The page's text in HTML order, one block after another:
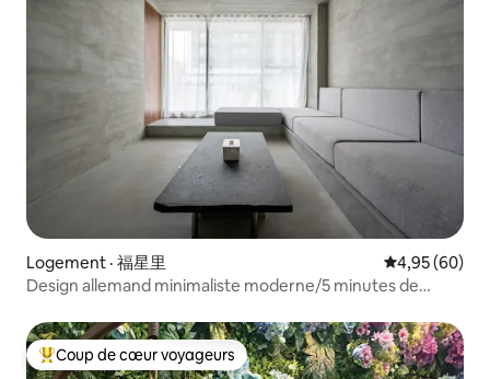
Logement · 福星里 Note
4,95 (60)
Design allemand minimaliste moderne/5 minutes de
Coup de cœur voyageurs parmi les plus aimés
Coup de cœur voyageurs